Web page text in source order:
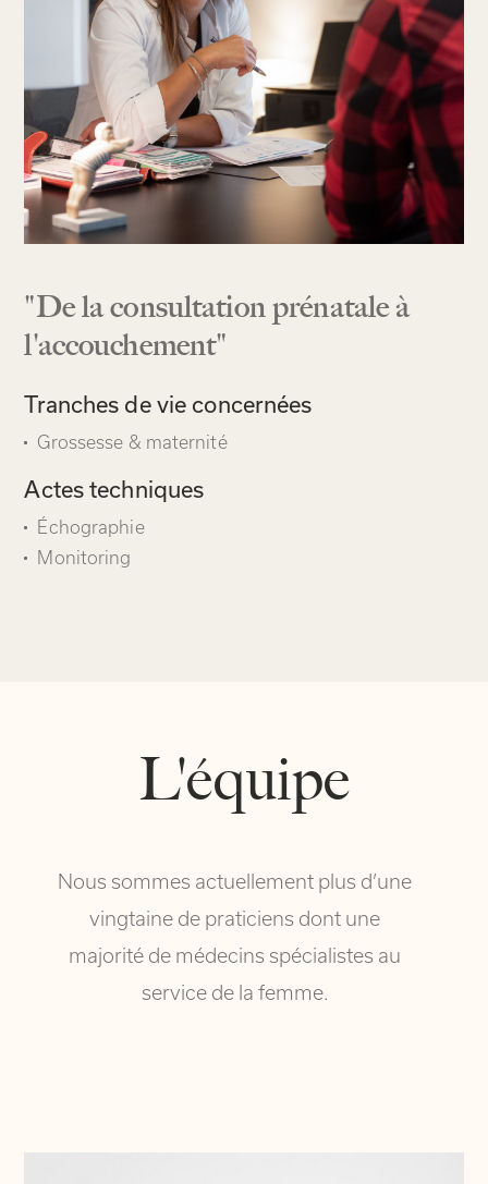
"De la consultation prénatale à
l'accouchement"
Tranches de vie concernées
Grossesse & maternité
Actes techniques
Échographie
Monitoring
L'équipe
Nous sommes actuellement plus d’une
vingtaine de praticiens dont une
majorité de médecins spécialistes au
service de la femme.